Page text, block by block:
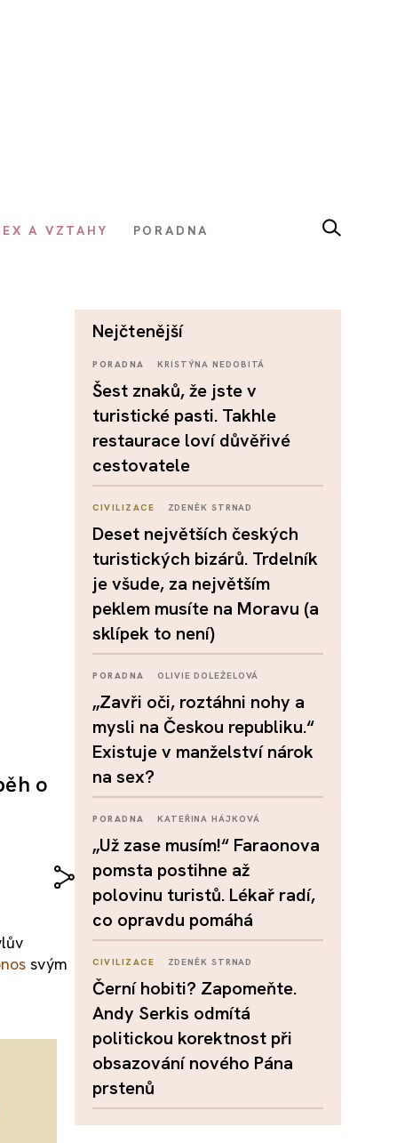
A VZTAHY PORADNA
o
svým
nejčtenější
PORADNA KRISTÝNA NEDOBITÁ
Šest znaků, že jste v
turistické pasti. Takhle
restaurace loví důvěřivé
cestovatele
CIVILIZACE ZDENĚK STRNAD
Deset největších českých
turistických bizárů. Trdelník
je všude, za největším
peklem musíte na Moravu (a
sklípek to není)
PORADNA OLIVIE DOLEŽELOVÁ
„Zavři oči, roztáhni nohy a
mysli na Českou republiku.“
Existuje v manželství nárok
na sex?
PORADNA KATEŘINA HÁJKOVÁ
„Už zase musím!“ Faraonova
pomsta postihne až
polovinu turistů. Lékař radí,
co opravdu pomáhá
CIVILIZACE ZDENĚK STRNAD
Černí hobiti? Zapomeňte.
Andy Serkis odmítá
politickou korektnost při
obsazování nového Pána
prstenů